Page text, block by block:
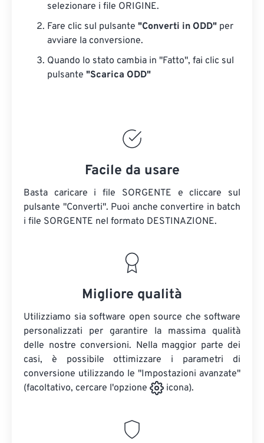
selezionare i file ORIGINE.
Fare clic sul pulsante "Converti in ODD" per
avviare la conversione.
Quando lo stato cambia in "Fatto", fai clic sul
pulsante "Scarica ODD"
Facile da usare
Basta caricare i file SORGENTE e cliccare sul
pulsante "Converti". Puoi anche convertire in batch
i file SORGENTE nel formato DESTINAZIONE.
Migliore qualità
Utilizziamo sia software open source che software
personalizzati per garantire la massima qualità
delle nostre conversioni. Nella maggior parte dei
casi, è possibile ottimizzare i parametri di
conversione utilizzando le "Impostazioni avanzate"
(facoltativo, cercare l'opzione
icona).